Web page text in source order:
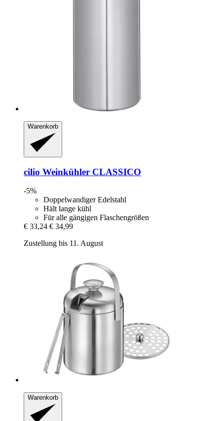
Warenkorb
cilio Weinkühler CLASSICO
-5%
Doppelwandiger Edelstahl
Hält lange kühl
Für alle gängigen Flaschengrößen
€ 33,24 € 34,99
Zustellung bis 11. August
Warenkorb